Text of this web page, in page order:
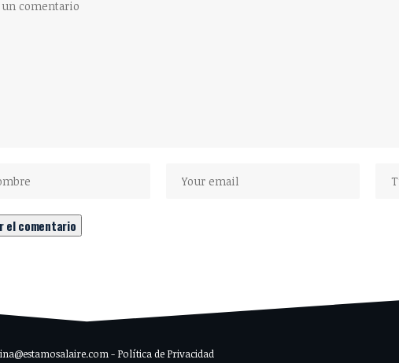
- Política de Privacidad